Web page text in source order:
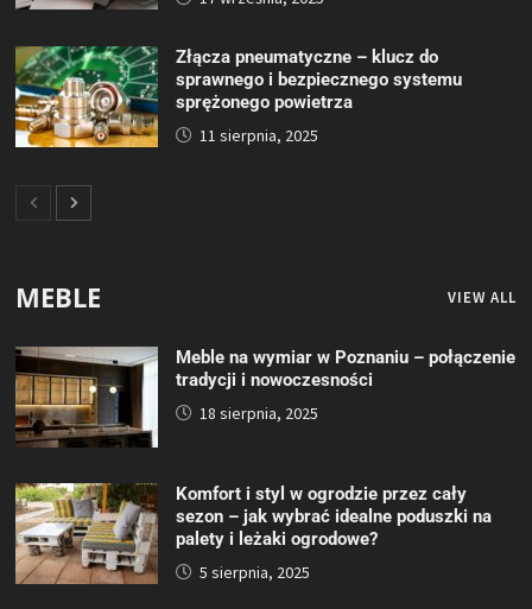
Złącza pneumatyczne – klucz do
sprawnego i bezpiecznego systemu
sprężonego powietrza
11 sierpnia, 2025
MEBLE VIEW ALL
Meble na wymiar w Poznaniu – połączenie
tradycji i nowoczesności
18 sierpnia, 2025
Komfort i styl w ogrodzie przez cały
sezon – jak wybrać idealne poduszki na
palety i leżaki ogrodowe?
5 sierpnia, 2025